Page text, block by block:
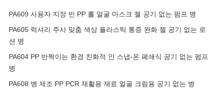
PA609 사용자 지정 빈 PP 롤 얼굴 마스크 젤 공기 없는 펌프 병
PA605 럭셔리 주사 맞춤 색상 플라스틱 통증 완화 젤 공기 없는 로
션 병
PA604 PP 반짝이는 환경 친화적 인 스냅-온 폐쇄식 공기 없는 펌프
병
PA608 병 제조 PP PCR 재활용 재료 얼굴 크림용 공기 없는 병